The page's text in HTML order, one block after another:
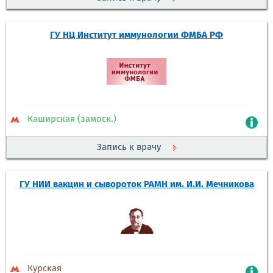
ГУ НЦ Институт иммунологии ФМБА РФ
Каширская (замоск.)
Запись к врачу
ГУ НИИ вакцин и сывороток РАМН им. И.И. Мечникова
Курская